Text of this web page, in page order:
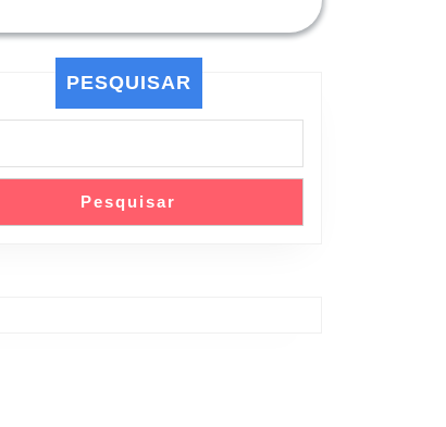
PESQUISAR
Pesquisar